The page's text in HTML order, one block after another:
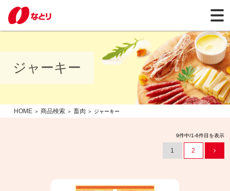
ジャーキー
HOME ＞ 商品検索＞ 畜肉 ＞ ジャーキー
9件中/1-6件目を表示
1 2